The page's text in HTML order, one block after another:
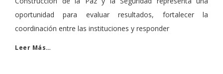
oportunidad para evaluar resultados, fortalecer la
coordinación entre las instituciones y responder
Leer Más…